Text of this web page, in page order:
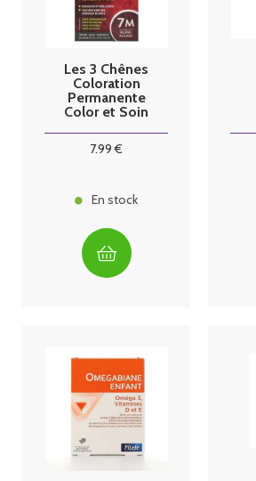
Les 3 Chênes
Coloration
Permanente
Color et Soin
7.99 €
En stock